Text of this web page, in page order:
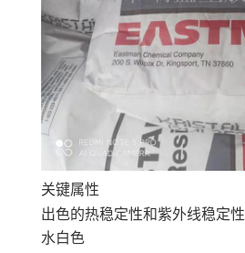
关键属性
出色的热稳定性和紫外线稳定性
水白色